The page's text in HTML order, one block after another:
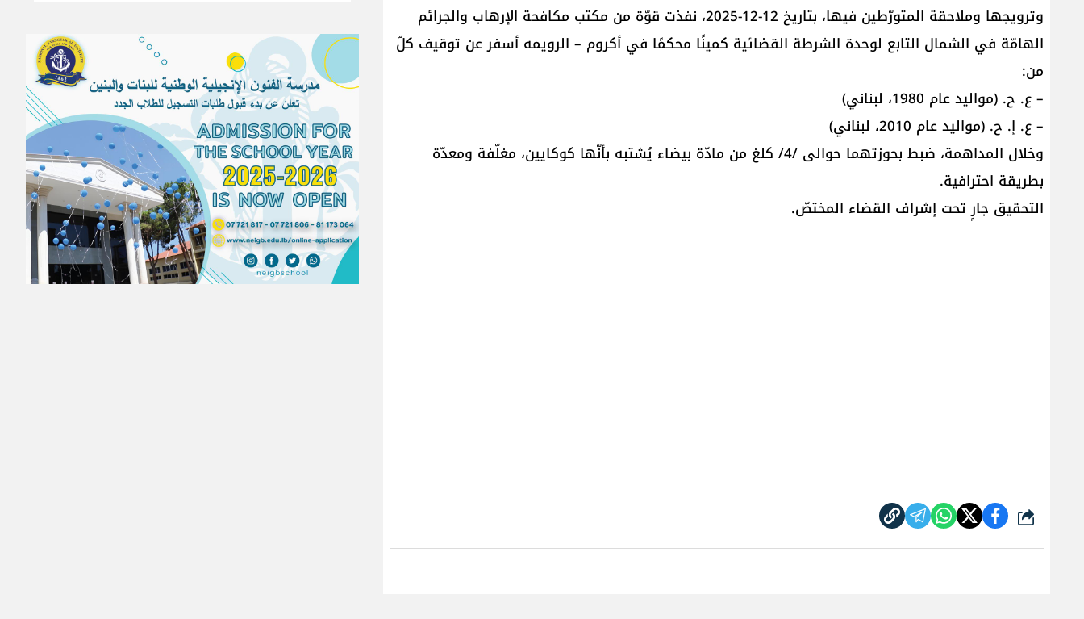
وترويجها وملاحقة المتورّطين فيها، بتاريخ 12-12-2025، نفذت قوّة من مكتب مكافحة الإرهاب والجرائم
الهامّة في الشمال التابع لوحدة الشرطة القضائية كمينًا محكمًا في أكروم – الرويمه أسفر عن توقيف كلّ
من:
– ع. ح. (مواليد عام 1980، لبناني)
– ع. إ. ح. (مواليد عام 2010، لبناني)
وخلال المداهمة، ضبط بحوزتهما حوالى /4/ كلغ من مادّة بيضاء يُشتبه بأنّها كوكايين، مغلّفة ومعدّة
بطريقة احترافية.
التحقيق جارٍ تحت إشراف القضاء المختصّ.
شارك